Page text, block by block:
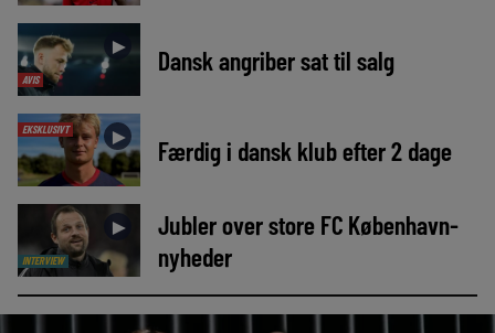
AVIS
► Dansk angriber sat til salg
EKSKLUSIVT ► Færdig i dansk klub efter 2 dage
INTERVIEW
►
Jubler over store FC København-
nyheder